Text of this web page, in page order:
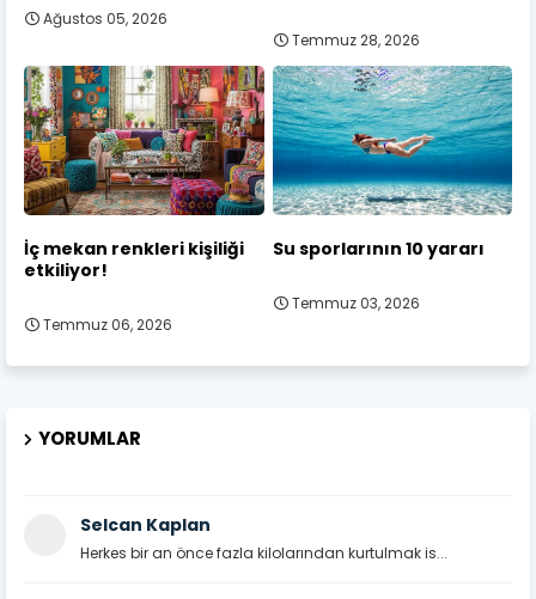
Ağustos 05, 2026
Temmuz 28, 2026
İç mekan renkleri kişiliği
etkiliyor!
Temmuz 06, 2026
Su sporlarının 10 yararı
Temmuz 03, 2026
YORUMLAR
Selcan Kaplan
Herkes bir an önce fazla kilolarından kurtulmak is...